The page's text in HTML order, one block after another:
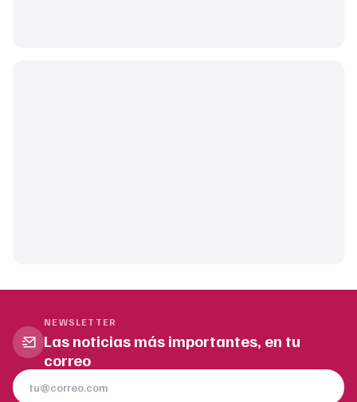
NEWSLETTER
Las noticias más importantes, en tu
correo